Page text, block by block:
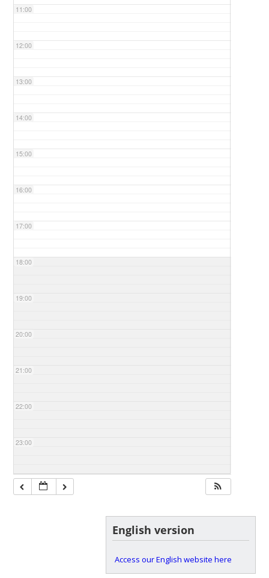
11:00
12:00
13:00
14:00
15:00
16:00
17:00
18:00
19:00
20:00
21:00
22:00
23:00
English version
Access our English website here